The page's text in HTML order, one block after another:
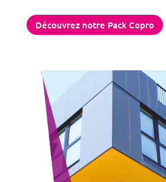
Découvrez notre Pack Copro